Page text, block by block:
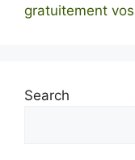
gratuitement
Search